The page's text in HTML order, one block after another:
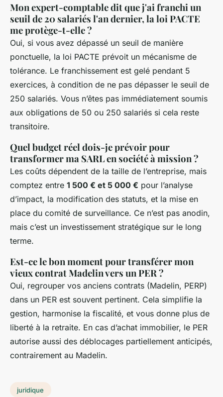
Mon expert-comptable dit que j'ai franchi un
seuil de 20 salariés l'an dernier, la loi PACTE
me protège-t-elle ?
Oui, si vous avez dépassé un seuil de manière
ponctuelle, la loi PACTE prévoit un mécanisme de
tolérance. Le franchissement est gelé pendant 5
exercices, à condition de ne pas dépasser le seuil de
250 salariés. Vous n’êtes pas immédiatement soumis
aux obligations de 50 ou 250 salariés si cela reste
transitoire.
Quel budget réel dois-je prévoir pour
transformer ma SARL en société à mission ?
Les coûts dépendent de la taille de l’entreprise, mais
comptez entre 1 500 € et 5 000 € pour l’analyse
d’impact, la modification des statuts, et la mise en
place du comité de surveillance. Ce n’est pas anodin,
mais c’est un investissement stratégique sur le long
terme.
Est-ce le bon moment pour transférer mon
vieux contrat Madelin vers un PER ?
Oui, regrouper vos anciens contrats (Madelin, PERP)
dans un PER est souvent pertinent. Cela simplifie la
gestion, harmonise la fiscalité, et vous donne plus de
liberté à la retraite. En cas d’achat immobilier, le PER
autorise aussi des déblocages partiellement anticipés,
contrairement au Madelin.
juridique